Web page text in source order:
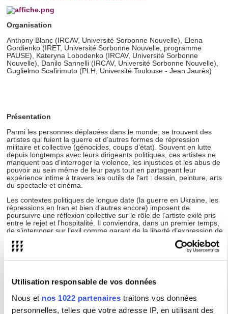
Utilisation responsable de vos données
Nous et nos 1022 partenaires traitons vos données
personnelles, telles que votre adresse IP, en utilisant des
Organisation
Anthony Blanc (IRCAV, Université Sorbonne Nouvelle), Elena
Gordienko (IRET, Université Sorbonne Nouvelle, programme
PAUSE), Kateryna Lobodenko (IRCAV, Université Sorbonne
Nouvelle), Danilo Sannelli (IRCAV, Université Sorbonne Nouvelle),
Guglielmo Scafirimuto (PLH, Université Toulouse - Jean Jaurès)
Présentation
Parmi les personnes déplacées dans le monde, se trouvent des
artistes qui fuient la guerre et d’autres formes de répression
militaire et collective (génocides, coups d’état). Souvent en lutte
depuis longtemps avec leurs dirigeants politiques, ces artistes ne
manquent pas d’interroger la violence, les injustices et les abus de
pouvoir au sein même de leur pays tout en partageant leur
expérience intime à travers les outils de l’art : dessin, peinture, arts
du spectacle et cinéma.
Les contextes politiques de longue date (la guerre en Ukraine, les
répressions en Iran et bien d’autres encore) imposent de
poursuivre une réflexion collective sur le rôle de l’artiste exilé pris
entre le rejet et l’hospitalité. Il conviendra, dans un premier temps,
de s’interroger sur l’exil comme garant de la liberté d’expression de
l’artiste. Il s’agira, dans un second temps, d’accorder une attention
particulière aux œuvres produites par des artistes en exil et de
rendre compte de leur résonance dans l’espace public, aussi bien
dans le pays d’origine que dans le pays d’accueil. La création peut-
relatifs à l’interculturalité et au transnationalisme tout en établissant
des liens entre les artistes exilés de différents contextes et de